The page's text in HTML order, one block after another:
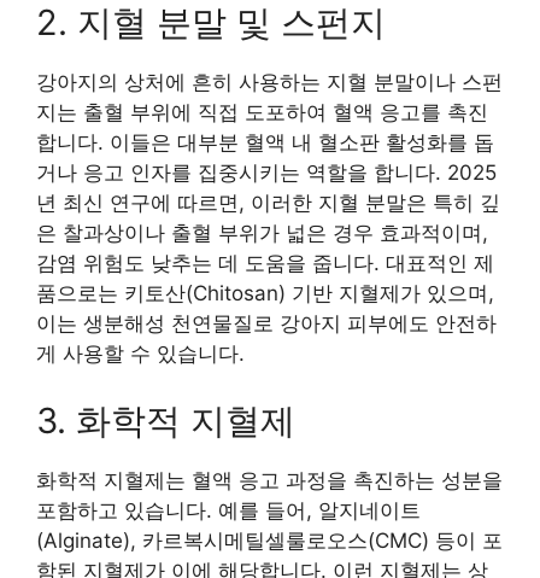
2. 지혈 분말 및 스펀지
강아지의 상처에 흔히 사용하는 지혈 분말이나 스펀
지는 출혈 부위에 직접 도포하여 혈액 응고를 촉진
합니다. 이들은 대부분 혈액 내 혈소판 활성화를 돕
거나 응고 인자를 집중시키는 역할을 합니다. 2025
년 최신 연구에 따르면, 이러한 지혈 분말은 특히 깊
은 찰과상이나 출혈 부위가 넓은 경우 효과적이며,
감염 위험도 낮추는 데 도움을 줍니다. 대표적인 제
품으로는 키토산(Chitosan) 기반 지혈제가 있으며,
이는 생분해성 천연물질로 강아지 피부에도 안전하
게 사용할 수 있습니다.
3. 화학적 지혈제
화학적 지혈제는 혈액 응고 과정을 촉진하는 성분을
포함하고 있습니다. 예를 들어, 알지네이트
(Alginate), 카르복시메틸셀룰로오스(CMC) 등이 포
함된 지혈제가 이에 해당합니다. 이런 지혈제는 상